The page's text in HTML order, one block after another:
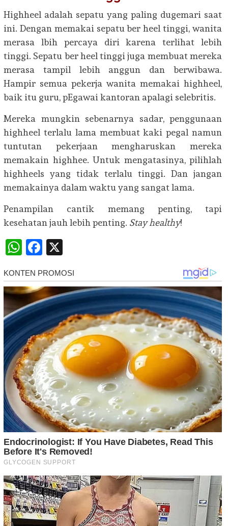
Highheel adalah sepatu yang paling dugemari saat
ini. Dengan memakai sepatu ber heel tinggi, wanita
merasa lbih percaya diri karena terlihat lebih
tinggi. Sepatu ber heel tinggi juga membuat mereka
merasa tampil lebih anggun dan berwibawa.
Hampir semua pekerja wanita memakai highheel,
baik itu guru, pEgawai kantoran apalagi selebritis.
Mereka mungkin sebenarnya sadar, penggunaan
highheel terlalu lama membuat kaki pegal namun
tuntutan pekerjaan mengharuskan mereka
memakain highhee. Untuk mengatasinya, pilihlah
highheels yang tidak terlalu tinggi. Dan jangan
memakainya dalam waktu yang sangat lama.
Penampilan cantik memang penting, tapi
kesehatan jauh lebih penting. Stay healthy!
WhatsApp
Facebook